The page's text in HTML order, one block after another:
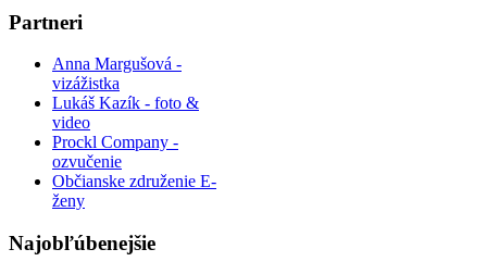
Partneri
Anna Margušová -
vizážistka
Lukáš Kazík - foto &
video
Prockl Company -
ozvučenie
Občianske združenie E-
ženy
Najobľúbenejšie